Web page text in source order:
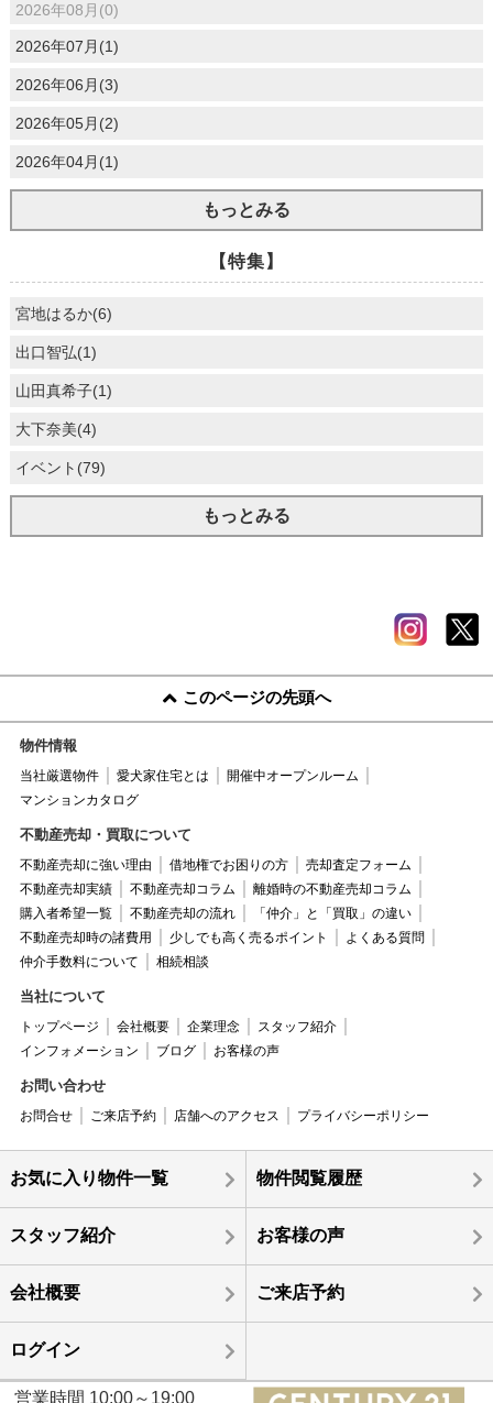
2026年08月(0)
2026年07月(1)
2026年06月(3)
2026年05月(2)
2026年04月(1)
もっとみる
【特集】
宮地はるか(6)
出口智弘(1)
山田真希子(1)
大下奈美(4)
イベント(79)
もっとみる
このページの先頭へ
物件情報
当社厳選物件 愛犬家住宅とは
開催中オープンルーム
マンションカタログ
不動産売却・買取について
不動産売却に強い理由 借地権でお困りの方
売却査定フォーム
不動産売却実績
不動産売却コラム
離婚時の不動産売却コラム
購入者希望一覧
不動産売却の流れ
「仲介」と「買取」の違い
不動産売却時の諸費用
少しでも高く売るポイント
よくある質問
仲介手数料について
相続相談
当社について
トップページ 会社概要 企業理念
スタッフ紹介
インフォメーション
ブログ お客様の声
お問い合わせ
お問合せ ご来店予約 店舗へのアクセス プライバシーポリシー
お気に入り物件一覧 物件閲覧履歴
スタッフ紹介 お客様の声
会社概要 ご来店予約
ログイン
営業時間 10:00～19:00